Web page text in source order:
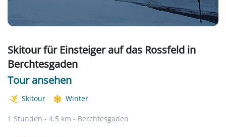
Skitour für Einsteiger auf das Rossfeld in
Berchtesgaden
Tour ansehen
Skitour Winter
1 Stunden - 4.5 km - Berchtesgaden